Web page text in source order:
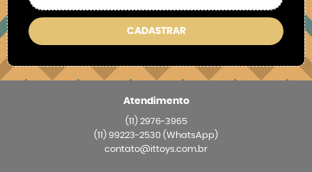
CADASTRAR
Atendimento
(11)2976-3965
(11) 99223-2530 (WhatsApp)
contato@ittoys.com.br